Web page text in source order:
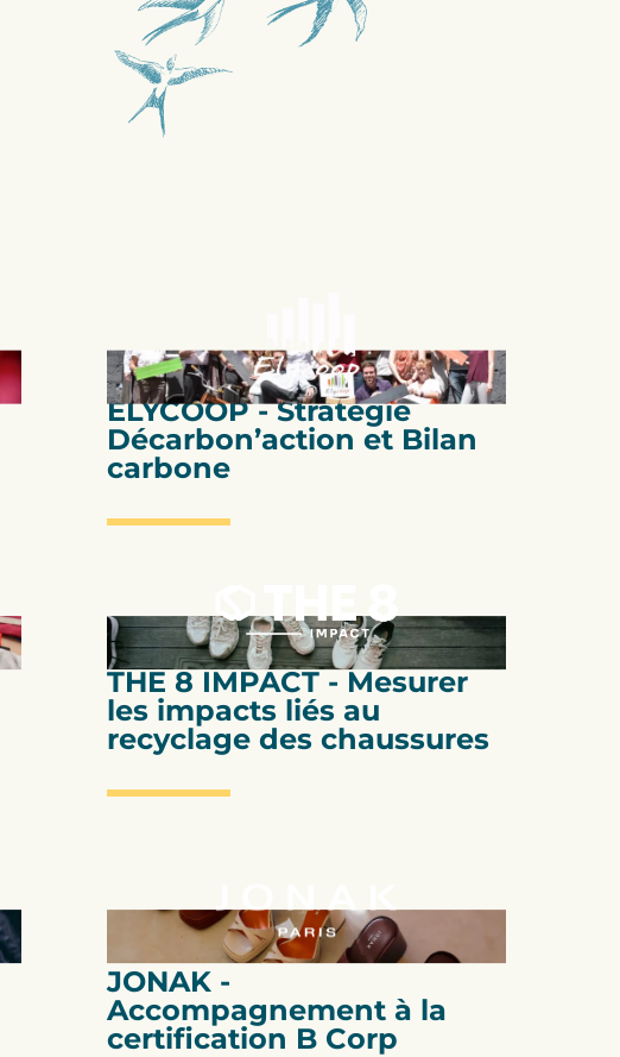
Bilan Carbone
ELYCOOP - Stratégie
Décarbon’action et Bilan
carbone
ACV
THE 8 IMPACT - Mesurer
les impacts liés au
recyclage des chaussures
Certification B Corp
JONAK -
Accompagnement à la
certification B Corp